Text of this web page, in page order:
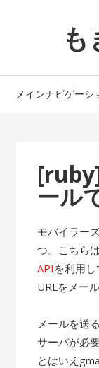
ョ
へ
メインナビゲーシ
ール
モバイラー
つ。こちらは
API を利用
URLをメー
メールを送
サーバが必
とはいえ